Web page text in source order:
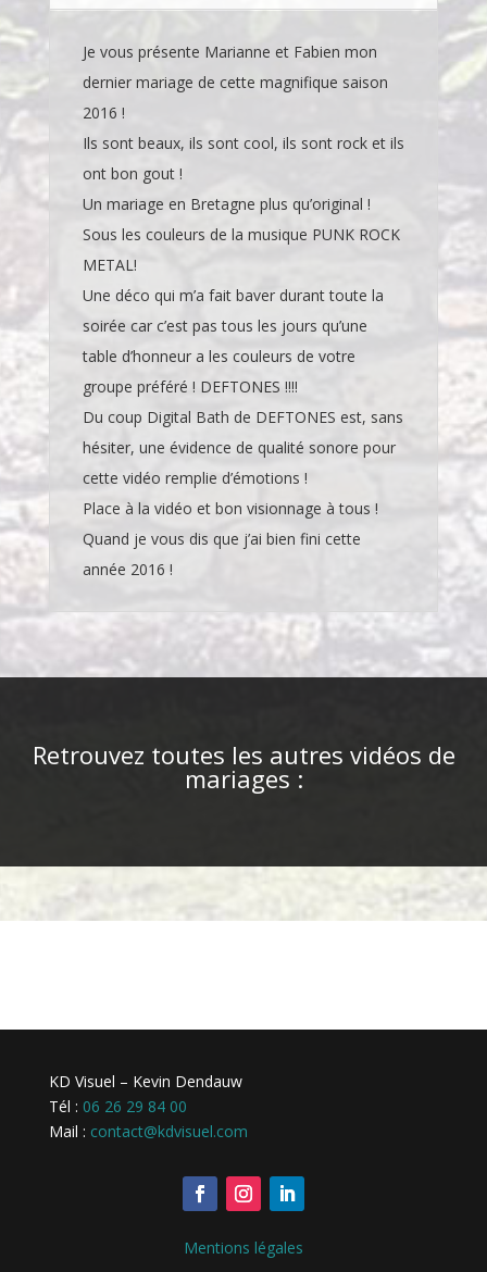
Je vous présente Marianne et Fabien mon
dernier mariage de cette magnifique saison
2016 !
Ils sont beaux, ils sont cool, ils sont rock et ils
ont bon gout !
Un mariage en Bretagne plus qu’original !
Sous les couleurs de la musique PUNK ROCK
METAL!
Une déco qui m’a fait baver durant toute la
soirée car c’est pas tous les jours qu’une
table d’honneur a les couleurs de votre
groupe préféré ! DEFTONES !!!!
Du coup Digital Bath de DEFTONES est, sans
hésiter, une évidence de qualité sonore pour
cette vidéo remplie d’émotions !
Place à la vidéo et bon visionnage à tous !
Quand je vous dis que j’ai bien fini cette
année 2016 !
Retrouvez toutes les autres vidéos de
mariages :
KD Visuel – Kevin Dendauw
Tél : 06 26 29 84 00
Mail : contact@kdvisuel.com
Mentions légales